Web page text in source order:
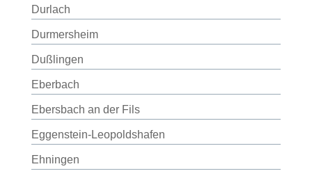
Durlach
Durmersheim
Dußlingen
Eberbach
Ebersbach an der Fils
Eggenstein-Leopoldshafen
Ehningen